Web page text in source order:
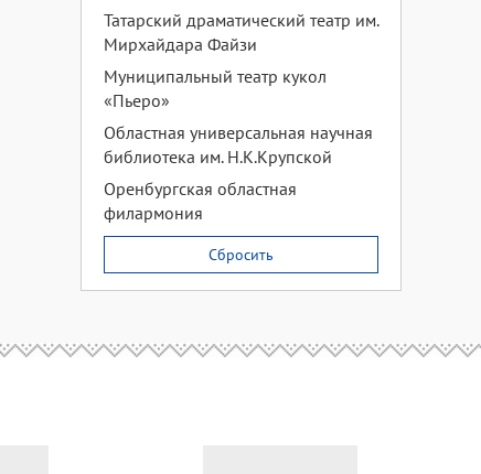
Татарский драматический театр им.
Мирхайдара Файзи
Муниципальный театр кукол
«Пьеро»
Областная универсальная научная
библиотека им. Н.К.Крупской
Оренбургская областная
филармония
Сбросить